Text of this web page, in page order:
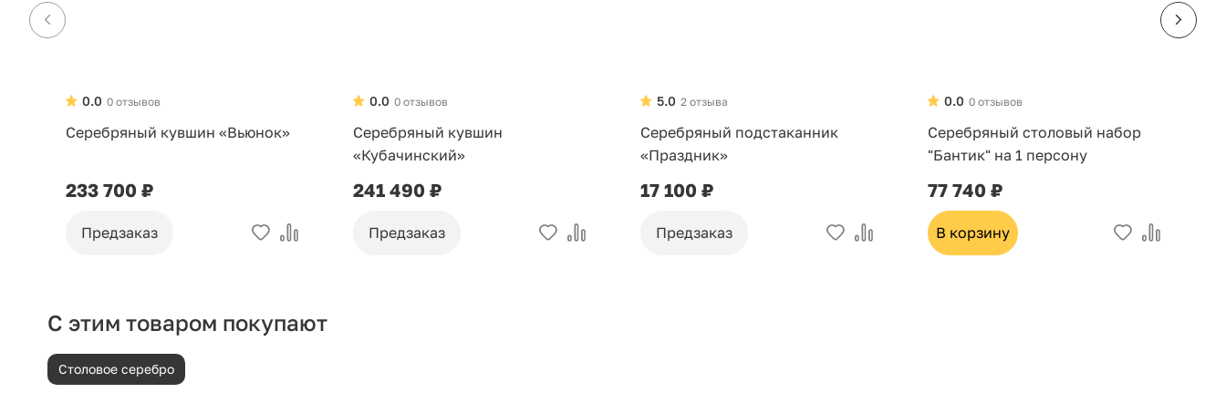
0 отзывов
0.0
Серебряный кувшин «Вьюнок»
233 700 ₽
Предзаказ
0 отзывов
0.0
Серебряный кувшин
«Кубачинский»
241 490 ₽
Предзаказ
2 отзыва
5.0
Серебряный подстаканник
«Праздник»
17 100 ₽
Предзаказ
0 отзывов
0.0
Серебряный столовый набор
"Бантик" на 1 персону
77 740 ₽
В корзину
С этим товаром покупают
Столовое серебро